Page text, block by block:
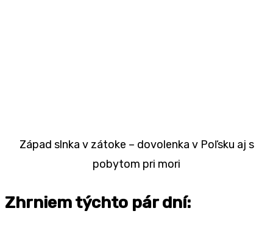
Západ slnka v zátoke – dovolenka v Poľsku aj s
pobytom pri mori
Zhrniem týchto pár dní: